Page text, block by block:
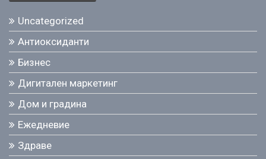
Uncategorized
Антиоксиданти
Бизнес
Дигитален маркетинг
Дом и градина
Ежедневие
Здраве